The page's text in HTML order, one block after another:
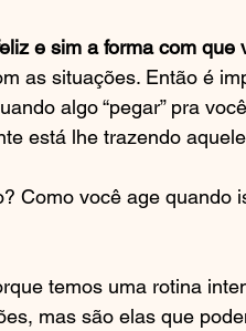
e sim a forma com que
as situações. Então é
algo “pegar” pra
está lhe trazendo
Como você age quando
temos uma rotina
mas são elas que